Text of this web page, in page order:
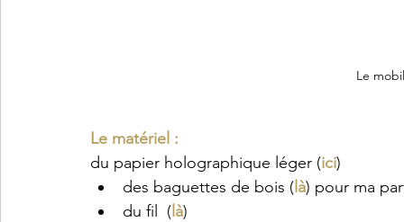
Le
Le matériel :
du papier holographique léger (ici)
des baguettes de bois ( là) pour ma
du fil  ( là)